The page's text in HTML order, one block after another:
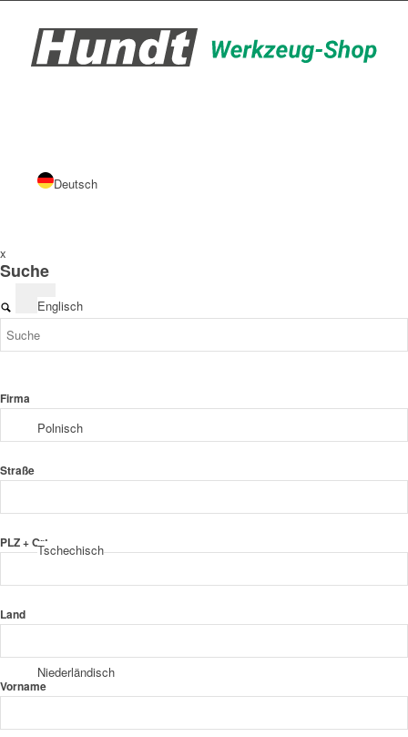
Deutsch
Englisch
Polnisch
Tschechisch
Niederländisch
x
Suche
Firma
Straße
PLZ + Ort
Land
Vorname